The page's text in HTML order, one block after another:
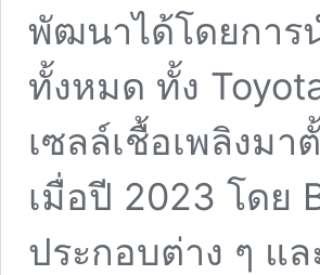
พัฒนาได้โดยการ
ทั้งหมด ทั้ง
เซลล์เชื้อเพลิงม
เมื่อปี 2023 โดย
ประกอบต่าง ๆ แ